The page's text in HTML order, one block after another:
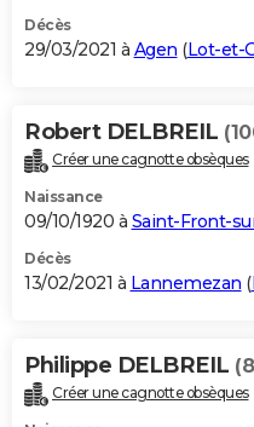
Décès
29/03/2021 à Agen (Lot-et-
Robert DELBREIL
Créer une cagnotte obsèques
Naissance
09/10/1920 à Saint-Front-
Décès
13/02/2021 à Lannemezan (
Philippe DELBREIL
Créer une cagnotte obsèques